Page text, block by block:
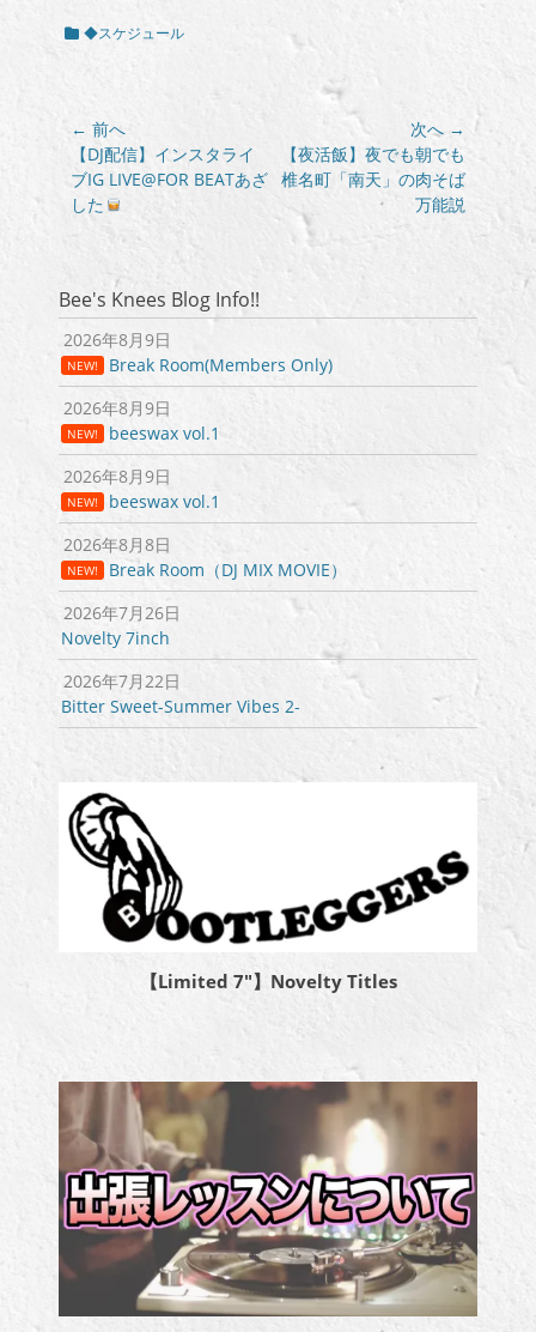
有
カ ◆スケジュール
投
稿
ナ
ビ
ゲ
シ
ョ
ン
← 前へ
前
の
投
【DJ配信】インスタライ
ブIG LIVE@FOR BEATあざ
した
次へ →
の
稿:
【夜活飯】夜でも朝でも
椎名町「南天」の肉そば
万能説
Bee's Knees Blog Info!!
2026年8月9日
NEW!
Break Room(Members Only)
2026年8月9日
NEW!
beeswax vol.1
2026年8月9日
NEW!
beeswax vol.1
2026年8月8日
NEW!
Break Room（DJ MIX MOVIE）
2026年7月26日
Novelty 7inch
2026年7月22日
Bitter Sweet-Summer Vibes 2-
【Limited 7″】Novelty Titles